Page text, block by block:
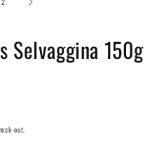
Selvaggina 150g
out.